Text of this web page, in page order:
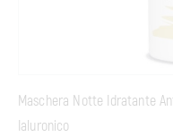
Maschera Notte Idratante
Ialuronico